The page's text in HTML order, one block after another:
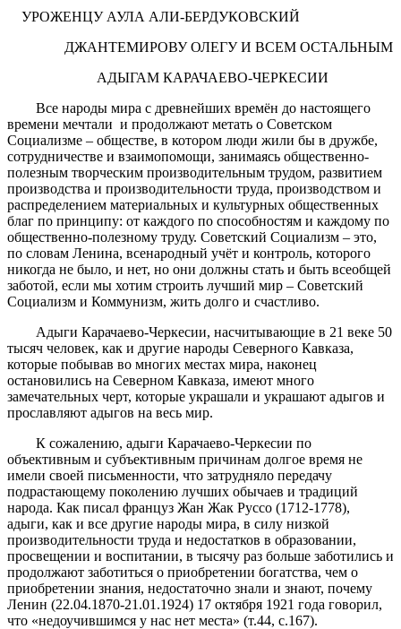
УРОЖЕНЦУ АУЛА АЛИ-БЕРДУКОВСКИЙ
ДЖАНТЕМИРОВУ ОЛЕГУ И ВСЕМ ОСТАЛЬНЫМ
АДЫГАМ КАРАЧАЕВО-ЧЕРКЕСИИ
Все народы мира с древнейших времён до настоящего
времени мечтали и продолжают метать о Советском
Социализме – обществе, в котором люди жили бы в дружбе,
сотрудничестве и взаимопомощи, занимаясь общественно-
полезным творческим производительным трудом, развитием
производства и производительности труда, производством и
распределением материальных и культурных общественных
благ по принципу: от каждого по способностям и каждому по
общественно-полезному труду. Советский Социализм – это,
по словам Ленина, всенародный учёт и контроль, которого
никогда не было, и нет, но они должны стать и быть всеобщей
заботой, если мы хотим строить лучший мир – Советский
Социализм и Коммунизм, жить долго и счастливо.
Адыги Карачаево-Черкесии, насчитывающие в 21 веке 50
тысяч человек, как и другие народы Северного Кавказа,
которые побывав во многих местах мира, наконец
остановились на Северном Кавказа, имеют много
замечательных черт, которые украшали и украшают адыгов и
прославляют адыгов на весь мир.
К сожалению, адыги Карачаево-Черкесии по
объективным и субъективным причинам долгое время не
имели своей письменности, что затрудняло передачу
подрастающему поколению лучших обычаев и традиций
народа. Как писал француз Жан Жак Руссо (1712-1778),
адыги, как и все другие народы мира, в силу низкой
производительности труда и недостатков в образовании,
просвещении и воспитании, в тысячу раз больше заботились и
продолжают заботиться о приобретении богатства, чем о
приобретении знания, недостаточно знали и знают, почему
Ленин (22.04.1870-21.01.1924) 17 октября 1921 года говорил,
что «недоучившимся у нас нет места» (т.44, с.167).